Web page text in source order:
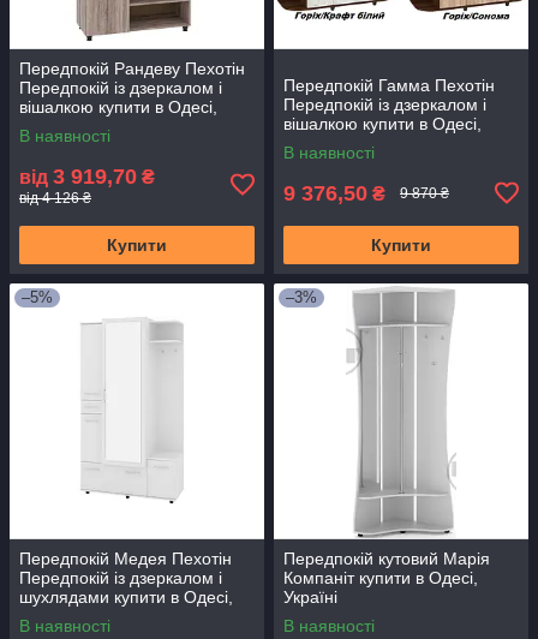
Передпокій Рандеву Пехотін
Передпокій із дзеркалом і
вішалкою купити в Одесі,
Україні
В наявності
від 3 919,70 ₴
від 4 126 ₴
Купити
Передпокій Гамма Пехотін
Передпокій із дзеркалом і
вішалкою купити в Одесі,
Україні
В наявності
9 376,50 ₴ 9 870 ₴
Купити
–5%
Передпокій Медея Пехотін
Передпокій із дзеркалом і
шухлядами купити в Одесі,
Україні
В наявності
–3%
Передпокій кутовий Марія
Компаніт купити в Одесі,
Україні
В наявності